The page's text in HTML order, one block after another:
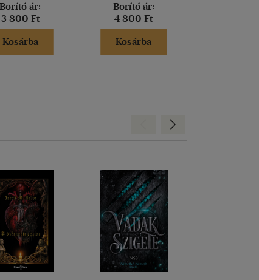
Borító ár:
3 800 Ft
Kosárba
Borító ár:
4 800 Ft
Kosárba
Előre